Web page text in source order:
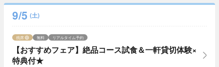
9/5 (土)
【おすすめフェア】絶品コース試食＆一軒貸切体験×
特典付★
残席 無料 リアルタイム予約